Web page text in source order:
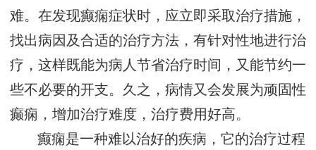
难。在发现癫痫症状时，应立即采取治疗措施，
找出病因及合适的治疗方法，有针对性地进行治
疗，这样既能为病人节省治疗时间，又能节约一
些不必要的开支。久之，病情又会发展为顽固性
癫痫，增加治疗难度，治疗费用好高。
癫痫是一种难以治好的疾病，它的治疗过程